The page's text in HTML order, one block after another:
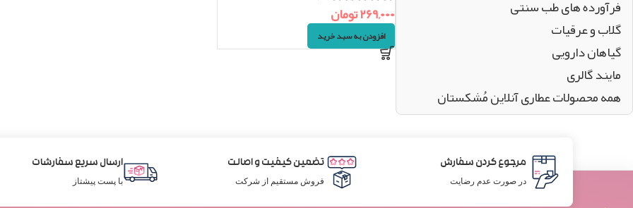
فرآورده های طب سنتی
گلاب و عرقیات
گیاهان دارویی
مایند گالری
همه محصولات عطاری آنلاین مُشکستان
۲۶۹,۰۰۰تومان
افزودن به سبد خرید
مرجوع کردن سفارش
در صورت عدم رضایت
تضمین کیفیت و اصالت
فروش مستقیم از شرکت
ارسال سریع سفارشات
با پست پیشتاز